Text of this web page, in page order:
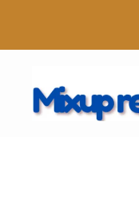
contenu